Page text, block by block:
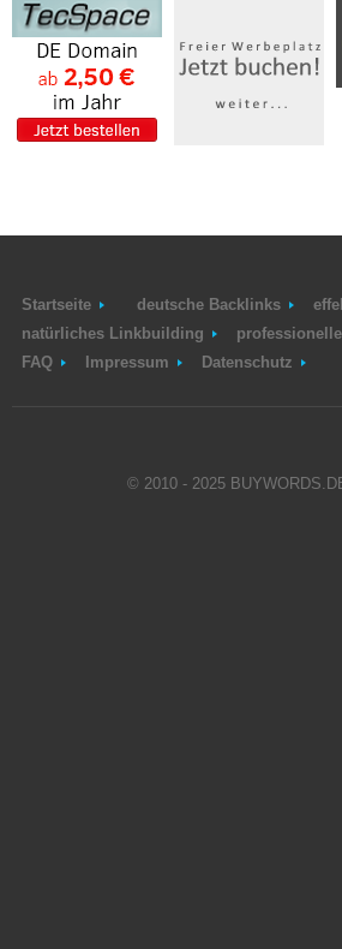
Startseite deutsche Backlinks
natürliches Linkbuilding
FAQ
Impressum Datenschutz
© 2010 - 2025